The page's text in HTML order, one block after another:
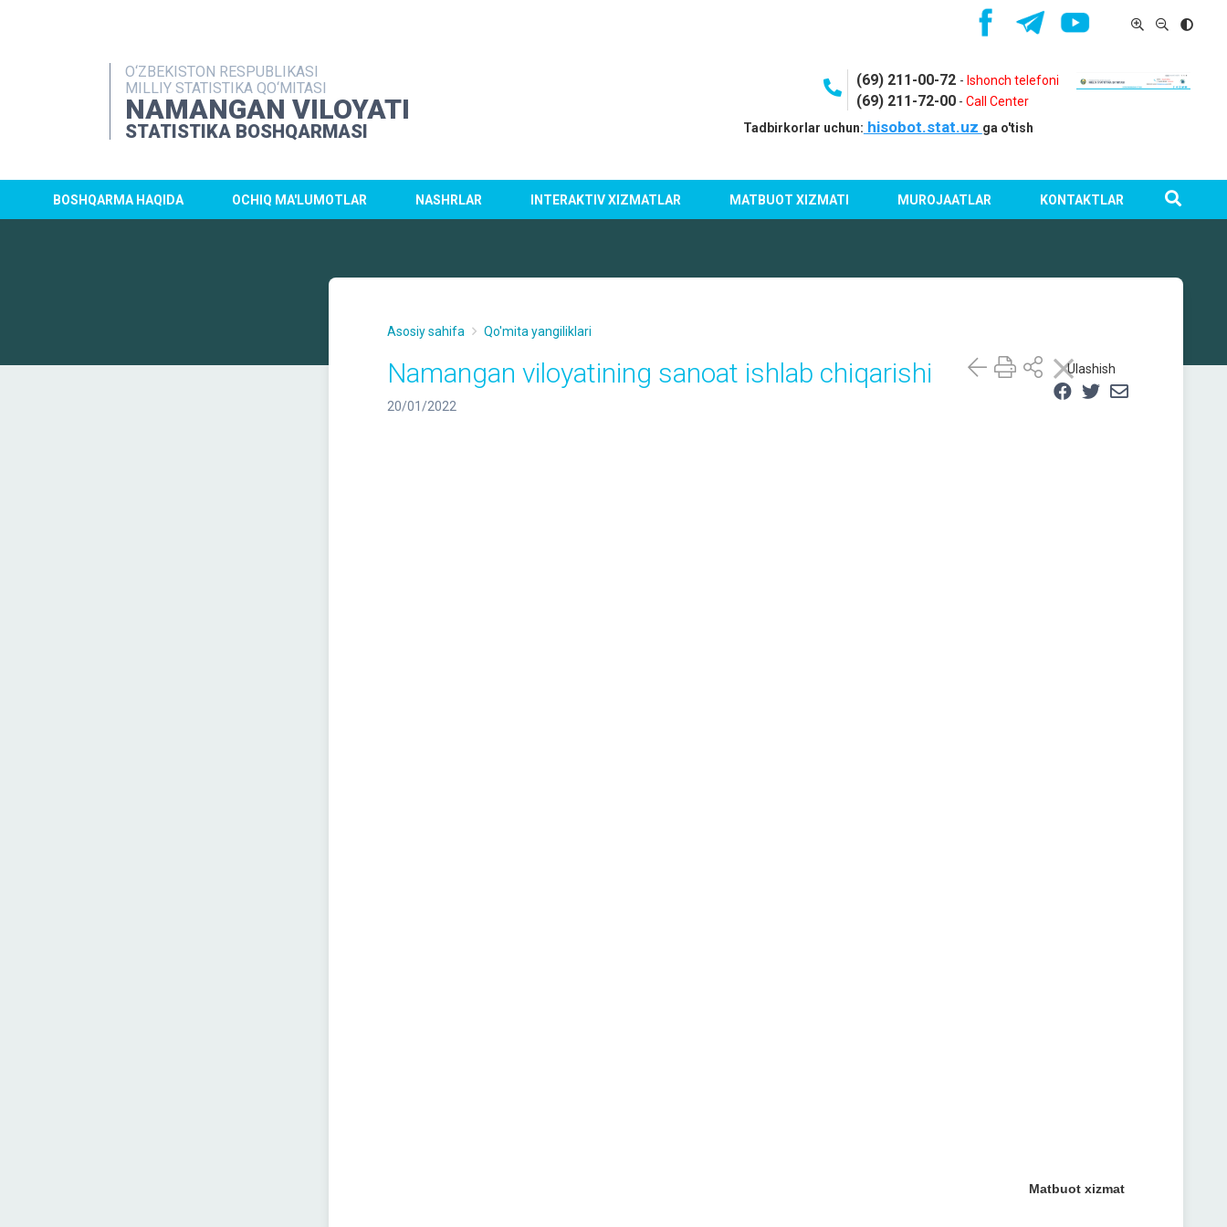
O‘ZBEKISTON RESPUBLIKASI
MILLIY STATISTIKA QO‘MITASI
NAMANGAN VILOYATI
STATISTIKA BOSHQARMASI
(69) 211-00-72 -Ishonch telefoni
(69) 211-72-00 -Call Center
Tadbirkorlar uchun: hisobot.stat.uz ga o'tish
BOSHQARMA HAQIDA OCHIQ MA'LUMOTLAR NASHRLAR INTERAKTIV XIZMATLAR MATBUOT XIZMATI MUROJAATLAR KONTAKTLAR
Asosiy sahifa Qo'mita yangiliklari
Ulashish
Namangan viloyatining sanoat ishlab chiqarishi
20/01/2022
Matbuot xizmat